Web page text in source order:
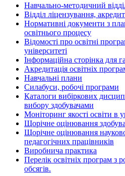
Навчально-методичний
Відділ ліцензування,
Нормативні документи з
освітнього процесу
Відомості про освітні
університеті
Інформаційна сторінка для
Акредитація освітніх
Навчальні плани
Силабуси, робочі програми
Каталоги вибіркових
вибору здобувачами
Моніторинг якості освіти в
Щорічне оцінювання
Щорічне оцінювання
педагогічних працівників
Виробнича практика
Перелік освітніх програм з
oбсягів.